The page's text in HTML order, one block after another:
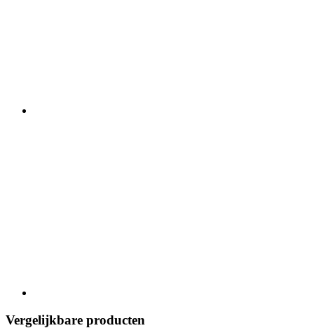
Vergelijkbare producten